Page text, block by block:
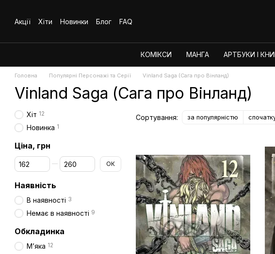
Акції
Хіти Новинки Блог FAQ
КОМІКСИ МАНГА АРТБУКИ І
Головна Популярні Персонажі та Серії Vinland Saga (Сага про Вінланд)
Vinland Saga (Сага про Вінланд)
Сортування: за популярністю
Хіт 12
Новинка 1
Ціна, грн
Від Ціна, грн
До Ціна, грн ОК
Наявність
В наявності 3
Немає в наявності 9
Обкладинка
Мʼяка 12